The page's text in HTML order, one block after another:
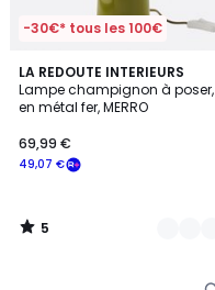
-30€* tous les 100€
LA REDOUTE INTERIEURS
Lampe champignon à poser,
en métal fer, MERRO
49,07 €
69,99 €
5
/
5
2
Couleurs
5
/